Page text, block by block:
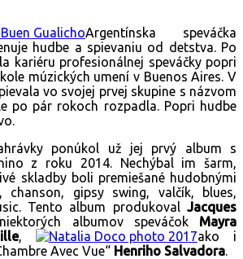
Argentínska speváčka
hudbe a spievaniu od detstva. Po
kariéru profesionálnej speváčky popri
múzických umení v Buenos Aires. V
vo svojej prvej skupine s názvom
po pár rokoch rozpadla. Popri hudbe
ponúkol už jej prvý album s
z roku 2014. Nechýbal im šarm,
skladby boli premiešané hudobnými
chanson, gipsy swing, valčík, blues,
Tento album produkoval Jacques
albumov speváčok Mayra
,
ako i
Avec Vue“ Henriho Salvadora.